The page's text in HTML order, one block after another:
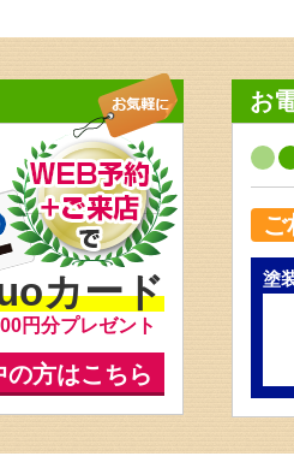
カード
円分プレゼント
の方はこちら
お
ご
塗